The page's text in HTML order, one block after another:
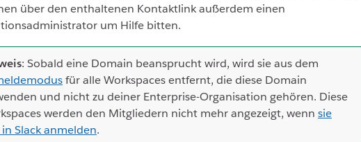
über den enthaltenen Kontaktlink außerdem einen
um Hilfe bitten.
: Sobald eine Domain beansprucht wird, wird sie aus dem
für alle Workspaces entfernt, die diese Domain
und nicht zu deiner Enterprise-Organisation gehören. Diese
werden den Mitgliedern nicht mehr angezeigt, wenn sie
Slack anmelden.